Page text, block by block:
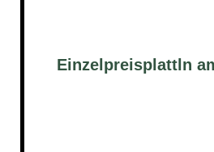
Einzelpreisplattln